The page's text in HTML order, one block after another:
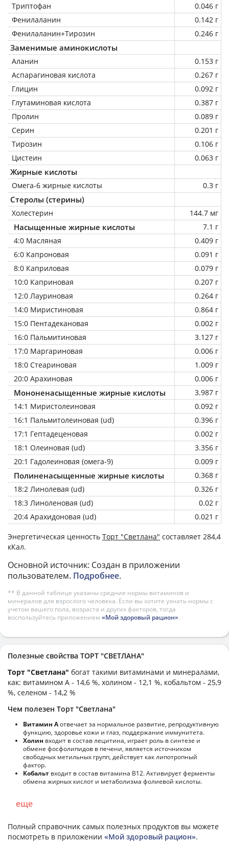
Триптофан
0.046 г
Фенилаланин
0.142 г
Фенилаланин+Тирозин
0.246 г
Заменимые аминокислоты
Аланин
0.153 г
Аспарагиновая кислота
0.267 г
Глицин
0.092 г
Глутаминовая кислота
0.387 г
Пролин
0.089 г
Серин
0.201 г
Тирозин
0.106 г
Цистеин
0.063 г
Жирные кислоты
Омега-6 жирные кислоты 0.3 г
Стеролы (стерины)
Холестерин 144.7 мг
Насыщенные жирные кислоты
7.1 г
4:0 Масляная
0.409 г
6:0 Капроновая
0.091 г
8:0 Каприловая
0.079 г
10:0 Каприновая
0.207 г
12:0 Лауриновая
0.264 г
14:0 Миристиновая
0.864 г
15:0 Пентадекановая
0.002 г
16:0 Пальмитиновая
3.127 г
17:0 Маргариновая
0.006 г
18:0 Стеариновая
1.009 г
20:0 Арахиновая
0.006 г
Мононенасыщенные жирные кислоты
3.987 г
14:1 Миристолеиновая
0.092 г
16:1 Пальмитолеиновая (ud)
0.396 г
17:1 Гептадеценовая
0.002 г
18:1 Олеиновая (ud)
3.356 г
20:1 Гадолеиновая (омега-9)
0.009 г
Полиненасыщенные жирные кислоты
0.368 г
18:2 Линолевая (ud)
0.326 г
18:3 Линоленовая (ud)
0.02 г
20:4 Арахидоновая (ud)
0.021 г
Энергетическая ценность Торт "Светлана" составляет 284,4
кКал.
Основной источник: Создан в приложении
пользователем. Подробнее.
** В данной таблице указаны средние нормы витаминов и
минералов для взрослого человека. Если вы хотите узнать нормы с
учетом вашего пола, возраста и других факторов, тогда
воспользуйтесь приложением «Мой здоровый рацион».
Полезные свойства ТОРТ "СВЕТЛАНА"
Торт "Светлана" богат такими витаминами и минералами,
как: витамином А - 14,6 %, холином - 12,1 %, кобальтом - 25,9
%, селеном - 14,2 %
Чем полезен Торт "Светлана"
Витамин Аотвечает за нормальное развитие, репродуктивную
функцию, здоровье кожи и глаз, поддержание иммунитета.
Холин входит в состав лецитина, играет роль в синтезе и
обмене фосфолипидов в печени, является источником
свободных метильных групп, действует как липотропный
фактор.
Кобальт входит в состав витамина В12. Активирует ферменты
обмена жирных кислот и метаболизма фолиевой кислоты.
еще
Полный справочник самых полезных продуктов вы можете
посмотреть в приложении «Мой здоровый рацион».